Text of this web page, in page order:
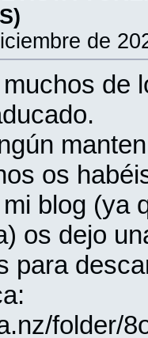
de
de
os
blog (ya
os dejo
para
folder/